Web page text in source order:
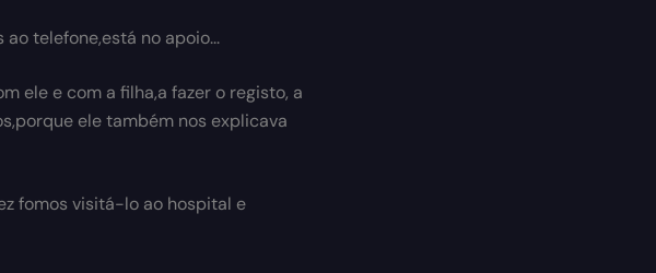
telefone,está no apoio...
ele e com a filha,a fazer o registo, a
ele também nos explicava
fomos visitá-lo ao hospital e